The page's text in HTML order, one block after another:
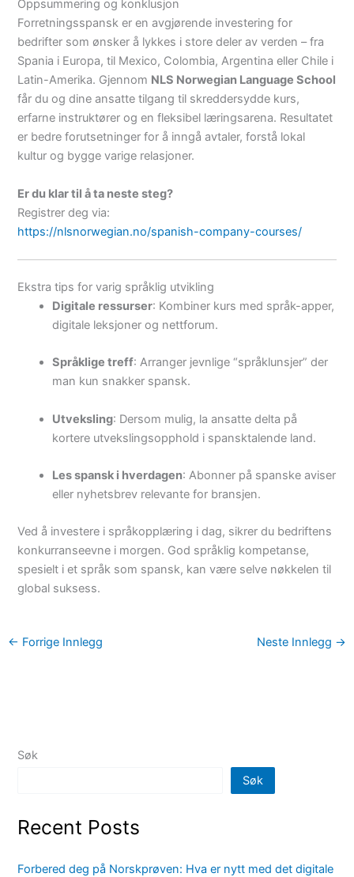
Oppsummering og konklusjon
Forretningsspansk er en avgjørende investering for
bedrifter som ønsker å lykkes i store deler av verden – fra
Spania i Europa, til Mexico, Colombia, Argentina eller Chile i
Latin-Amerika. Gjennom NLS Norwegian Language School
får du og dine ansatte tilgang til skreddersydde kurs,
erfarne instruktører og en fleksibel læringsarena. Resultatet
er bedre forutsetninger for å inngå avtaler, forstå lokal
kultur og bygge varige relasjoner.
Er du klar til å ta neste steg?
Registrer deg via:
https://nlsnorwegian.no/spanish-company-courses/
Ekstra tips for varig språklig utvikling
Digitale ressurser: Kombiner kurs med språk-apper,
digitale leksjoner og nettforum.
Språklige treff: Arranger jevnlige “språklunsjer” der
man kun snakker spansk.
Utveksling: Dersom mulig, la ansatte delta på
kortere utvekslingsopphold i spansktalende land.
Les spansk i hverdagen: Abonner på spanske aviser
eller nyhetsbrev relevante for bransjen.
Ved å investere i språkopplæring i dag, sikrer du bedriftens
konkurranseevne i morgen. God språklig kompetanse,
spesielt i et språk som spansk, kan være selve nøkkelen til
global suksess.
← Forrige Innlegg Neste Innlegg →
Søk
Søk
Recent Posts
Forbered deg på Norskprøven: Hva er nytt med det digitale